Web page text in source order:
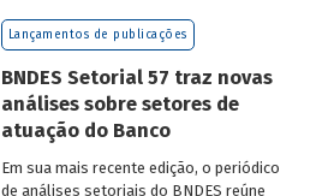
Lançamentos de publicações
BNDES Setorial 57 traz novas
análises sobre setores de
atuação do Banco
Em sua mais recente edição, o periódico
de análises setoriais do BNDES reúne